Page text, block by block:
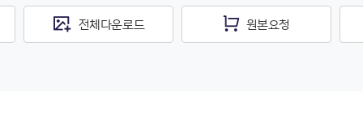
전체다운로드 원본요청